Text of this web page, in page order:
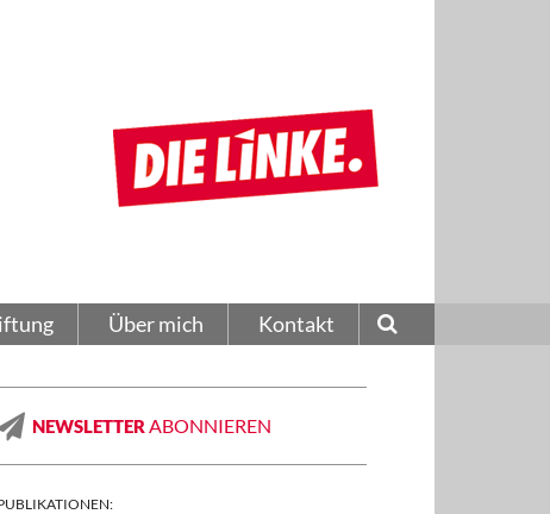
Über mich Kontakt
NEWSLETTER ABONNIEREN